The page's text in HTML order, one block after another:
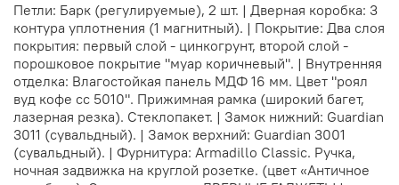
Петли: Барк (регулируемые), 2 шт. | Дверная коробка: 3
контура уплотнения (1 магнитный). | Покрытие: Два слоя
покрытия: первый слой - цинкогрунт, второй слой -
порошковое покрытие "муар коричневый". | Внутренняя
отделка: Влагостойкая панель МДФ 16 мм. Цвет "роял
вуд кофе сс 5010". Прижимная рамка (широкий багет,
лазерная резка). Стеклопакет. | Замок нижний: Guardian
3011 (сувальдный). | Замок верхний: Guardian 3001
(сувальдный). | Фурнитура: Armadillo Classic. Ручка,
ночная задвижка на круглой розетке. (цвет «Античное